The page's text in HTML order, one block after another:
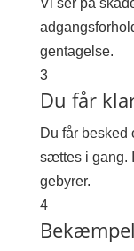
gentagelse.
3
Du får
Du får besked
sættes i gang.
gebyrer.
4